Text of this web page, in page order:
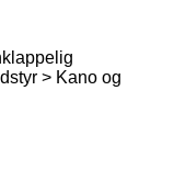
> Kano og